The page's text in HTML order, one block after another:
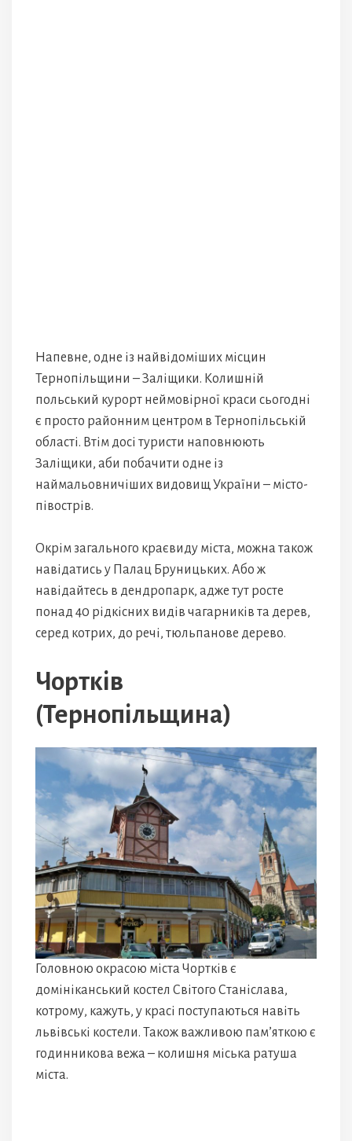
Напевне, одне із найвідоміших місцин
Тернопільщини – Заліщики. Колишній
польський курорт неймовірної краси сьогодні
є просто районним центром в Тернопільській
області. Втім досі туристи наповнюють
Заліщики, аби побачити одне із
наймальовничіших видовищ України – місто-
півострів.
Окрім загального краєвиду міста, можна також
навідатись у Палац Бруницьких. Або ж
навідайтесь в дендропарк, адже тут росте
понад 40 рідкісних видів чагарників та дерев,
серед котрих, до речі, тюльпанове дерево.
Чортків
(Тернопільщина)
Головною окрасою міста Чортків є
домініканський костел Світого Станіслава,
котрому, кажуть, у красі поступаються навіть
львівські костели. Також важливою пам’яткою є
годинникова вежа – колишня міська ратуша
міста.